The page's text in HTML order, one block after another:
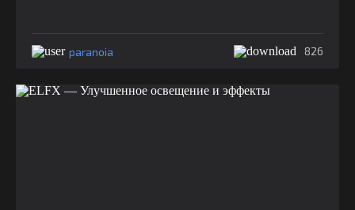
paranoia 826